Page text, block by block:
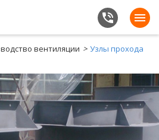
вентиляции > Узлы прохода